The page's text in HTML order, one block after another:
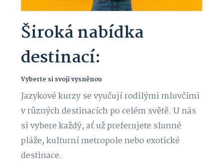
Široká nabídka
destinací:
Vyberte si svoji vysněnou
Jazykové kurzy se vyučují rodilými mluvčími
v různých destinacích po celém světě. U nás
si vybere každý, ať už preferujete slunné
pláže, kulturní metropole nebo exotické
destinace.